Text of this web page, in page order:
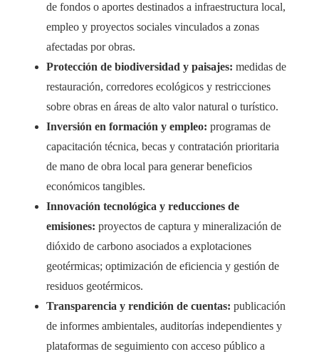
de fondos o aportes destinados a infraestructura local,
empleo y proyectos sociales vinculados a zonas
afectadas por obras.
Protección de biodiversidad y paisajes: medidas de
restauración, corredores ecológicos y restricciones
sobre obras en áreas de alto valor natural o turístico.
Inversión en formación y empleo: programas de
capacitación técnica, becas y contratación prioritaria
de mano de obra local para generar beneficios
económicos tangibles.
Innovación tecnológica y reducciones de
emisiones: proyectos de captura y mineralización de
dióxido de carbono asociados a explotaciones
geotérmicas; optimización de eficiencia y gestión de
residuos geotérmicos.
Transparencia y rendición de cuentas: publicación
de informes ambientales, auditorías independientes y
plataformas de seguimiento con acceso público a